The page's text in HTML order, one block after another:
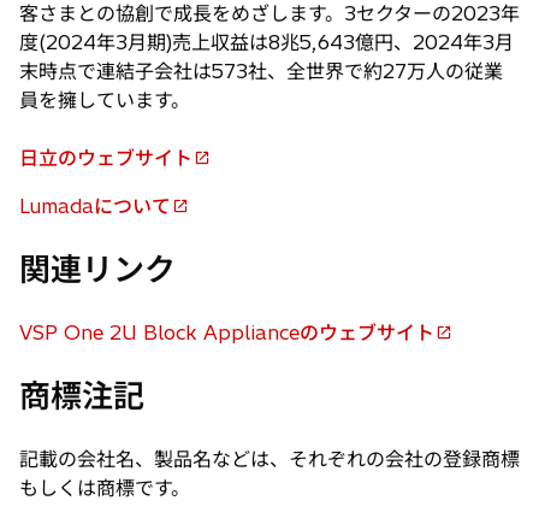
客さまとの協創で成長をめざします。3セクターの2023年
度(2024年3月期)売上収益は8兆5,643億円、2024年3月
末時点で連結子会社は573社、全世界で約27万人の従業
員を擁しています。
日立のウェブサイト
新
し
タ
ブ
開
Lumadaについて
新
い
ブ
開
関連リンク
VSP One 2U Block Applianceのウェブサイト
新
い
ブ
で
商標注記
記載の会社名、製品名などは、それぞれの会社の登録商標
もしくは商標です。